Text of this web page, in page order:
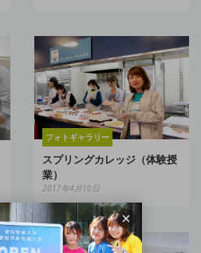
フォトギャラリー
スプリングカレッジ（体験授
業）
2017年4月10日